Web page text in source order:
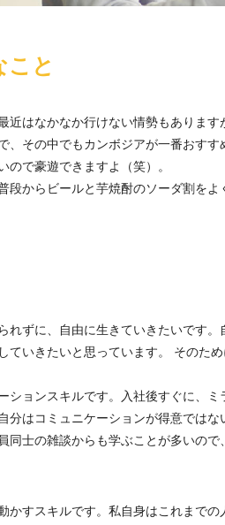
こと
近はなかなか行けない情勢もあります
、その中でもカンボジアが一番おす
ので豪遊できますよ（笑）。
段からビールと芋焼酎のソーダ割をよ
れずに、自由に生きていきたいです
ていきたいと思っています。 そのた
ションスキルです。入社後すぐに、
分はコミュニケーションが得意では
同士の雑談からも学ぶことが多いの
かすスキルです。私自身はこれまで